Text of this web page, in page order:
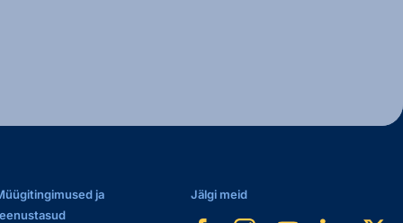
ja
Jälgi meid